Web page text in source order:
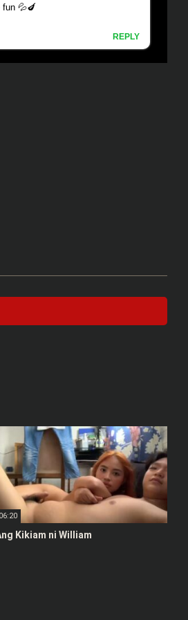
06:20
Kikiam ni William